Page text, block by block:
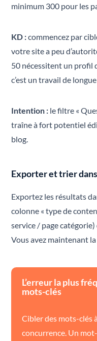
minimum 300 pour les
KD :commencez par
votre site a peu
50 nécessitent un profil
c’est un travail de
Intention : le filtre «
traîne à fort potentiel
blog.
Exporter et trier
Exportez les résultats
colonne « type de
service / page catégorie)
Vous avez maintenant
L’erreur la plus
mots-clés
Cibler des mots-clés
concurrence. Un